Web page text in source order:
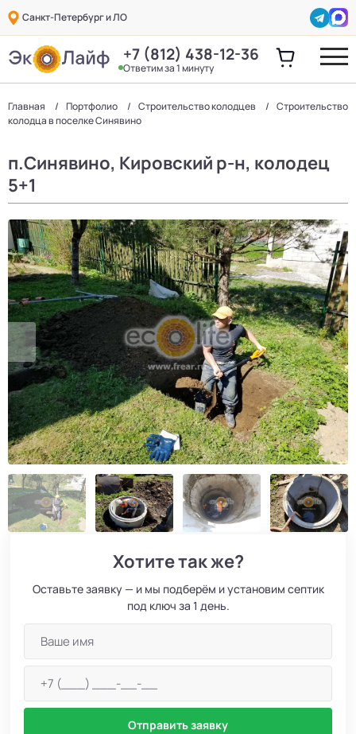
Санкт-Петербург и ЛО
+7 (812) 438-12-36
Ответим за 1 минуту
Главная Портфолио Строительство колодцев
Строительство
колодца в поселке Синявино
п.Синявино, Кировский р-н, колодец
5+1
Хотите так же?
Оставьте заявку — и мы подберём и установим септик
под ключ за 1 день.
Отправить заявку